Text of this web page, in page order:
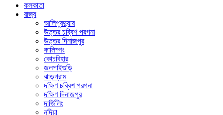
কলকাতা
রাজ্য
আলিপুরদুয়ার
উত্তর চব্বিশ পরগনা
উত্তর দিনাজপুর
কালিম্পং
কোচবিহার
জলপাইগুড়ি
ঝাড়গ্রাম
দক্ষিণ চব্বিশ পরগনা
দক্ষিণ দিনাজপুর
দার্জিলিং
নদিয়া